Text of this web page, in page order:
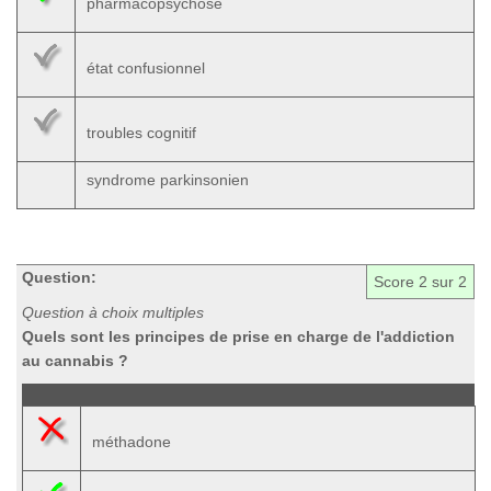
état confusionnel
troubles cognitif
syndrome parkinsonien
Score 2 sur 2
Question:
Question à choix multiples
Quels sont les principes de prise en charge de l'addiction
au cannabis ?
méthadone